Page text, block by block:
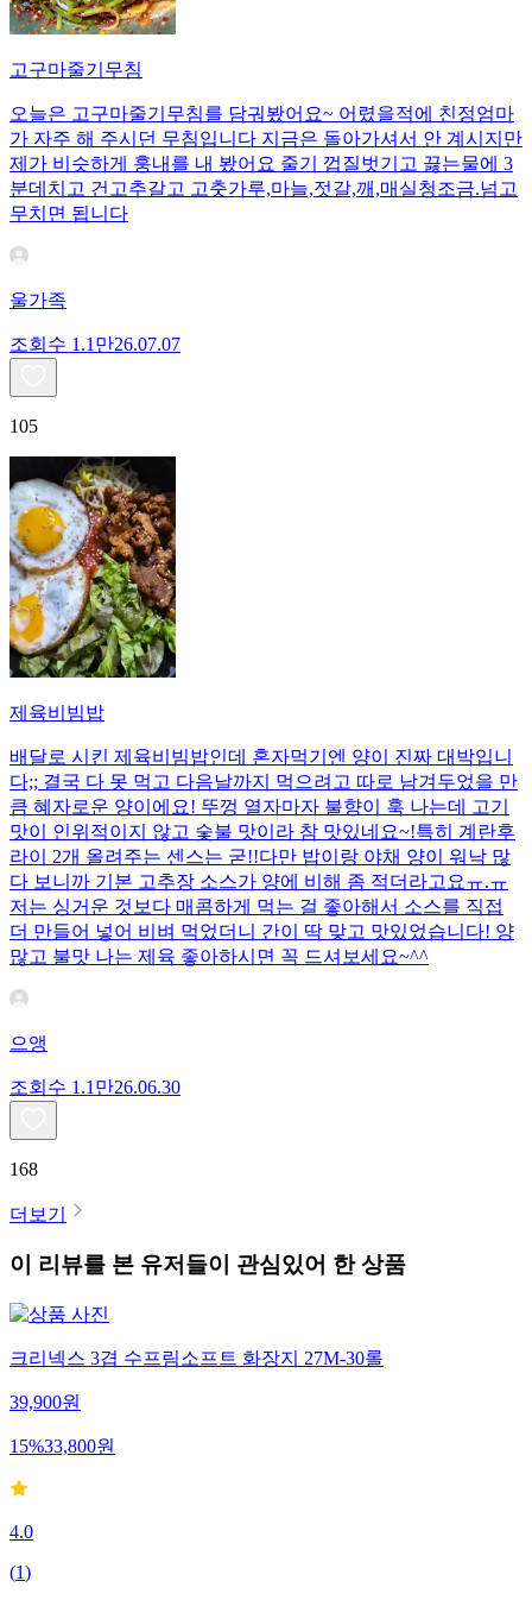
고구마줄기무침
오늘은 고구마줄기무침를 담궈봤어요~ 어렸을적에 친정엄마
가 자주 해 주시던 무침입니다 지금은 돌아가셔서 안 계시지만
제가 비슷하게 훙내를 내 봤어요 줄기 껍질벗기고 끓는물에 3
분데치고 건고추갈고 고춧가루,마늘,젓갈,깨,매실청조금.넘고
무치면 됩니다
울가족
조회수 1.1만26.07.07
105
제육비빔밥
배달로 시킨 제육비빔밥인데 혼자먹기엔 양이 진짜 대박입니
다;; 결국 다 못 먹고 다음날까지 먹으려고 따로 남겨두었을 만
큼 혜자로운 양이에요! 뚜껑 열자마자 불향이 훅 나는데 고기
맛이 인위적이지 않고 숯불 맛이라 참 맛있네요~!특히 계란후
라이 2개 올려주는 센스는 굳!! ​다만 밥이랑 야채 양이 워낙 많
다 보니까 기본 고추장 소스가 양에 비해 좀 적더라고요ㅠ.ㅠ
저는 싱거운 것보다 매콤하게 먹는 걸 좋아해서 소스를 직접
더 만들어 넣어 비벼 먹었더니 간이 딱 맞고 맛있었습니다! 양
많고 불맛 나는 제육 좋아하시면 꼭 드셔보세요~^^
으앵
조회수 1.1만26.06.30
168
더보기
이 리뷰를 본 유저들이 관심있어 한 상품
크리넥스 3겹 수프림소프트 화장지 27M-30롤
39,900원
15%33,800원
4.0
(1)